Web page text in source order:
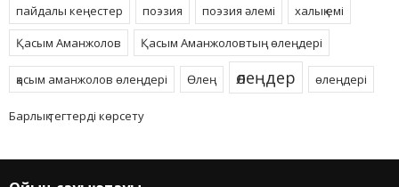
пайдалы кеңестер
поэзия поэзия әлемі
халық емі
Қасым Аманжолов
Қасым Аманжоловтың өлеңдері
қасым аманжолов өлеңдері Өлең өлеңдер өлеңдері
Барлық тегтерді көрсету